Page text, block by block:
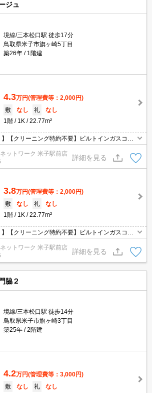
ジュ
境線/三本松口駅 徒歩17分
鳥取県米子市旗ヶ崎5丁目
築26年
1階建
4.3万円(管理費等：2,000円)
敷
なし 礼
なし
1階
1K 22.77m²
】【クリーニング特約不要】ビルトインガスコン
チン、浴室乾燥機付き浴室へ交換済み ※２０２
や断熱性の高いペアガラスに交換、外気の影響
エアコンが効率的◎※２０２３年７月済
ットワーク 米子駅前店
詳細を見る
3.8万円(管理費等：2,000円)
敷
なし 礼
なし
1階
1K 22.77m²
】【クリーニング特約不要】ビルトインガスコン
チン、浴室乾燥機付き浴室へ交換済み ※２０２
や断熱性の高いペアガラスに交換、外気の影響
エアコンが効率的◎※２０２３年７月済
ットワーク 米子駅前店
詳細を見る
脇２
境線/三本松口駅 徒歩14分
鳥取県米子市旗ヶ崎3丁目
築25年
2階建
4.2万円(管理費等：3,000円)
敷
なし 礼
なし